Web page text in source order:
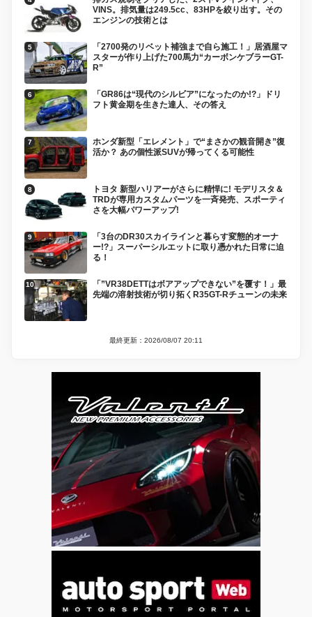
VINS。排気量は249.5cc、83HPを絞り出す。その
エンジンの技術とは
「2700発のリベット補強まで自ら施工！」居酒屋マ
スターが作り上げた700馬力“カーボンケブラーGT-
R”
「GR86は“現代のシルビア”になったのか!?」ドリ
フト黄金期を生きた達人、その答え
ホンダ新型「エレメント」で“まさかの観音開き”復
活か？ あの個性派SUVが帰ってくる可能性
トヨタ 新型ハリアーがさらに精悍に! モデリスタ＆
TRDが専用カスタムパーツを一斉発売、スポーティ
さを大幅パワーアップ!
「3台のDR30スカイラインと暮らす変態的オーナ
ー!?」スーパーシルエットに取り憑かれた日常に迫
る！
「”VR38DETTはボアアップできない”を覆す！」最
先端の溶射技術が切り拓くR35GT-Rチューンの未来
最終更新：2026/08/07 20:11